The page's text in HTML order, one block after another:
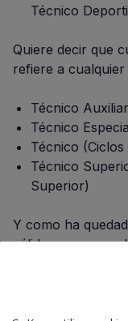
Técnico
Quiere decir que
refiere a
Técnico
Técnico
Técnico
Técnico
Superior)
Y como ha
válidos para
exija Bachiller o
Adicional 1ª de la
Disposición